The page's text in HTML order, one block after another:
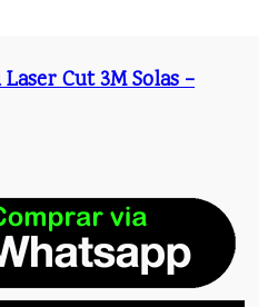
Cut 3M Solas –